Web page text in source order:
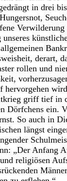
in drei
derart,
rollen und
hervorgehen
griff tief in
Dörfchens ein.
So auch in
längst
„Der Anfang
religiösen